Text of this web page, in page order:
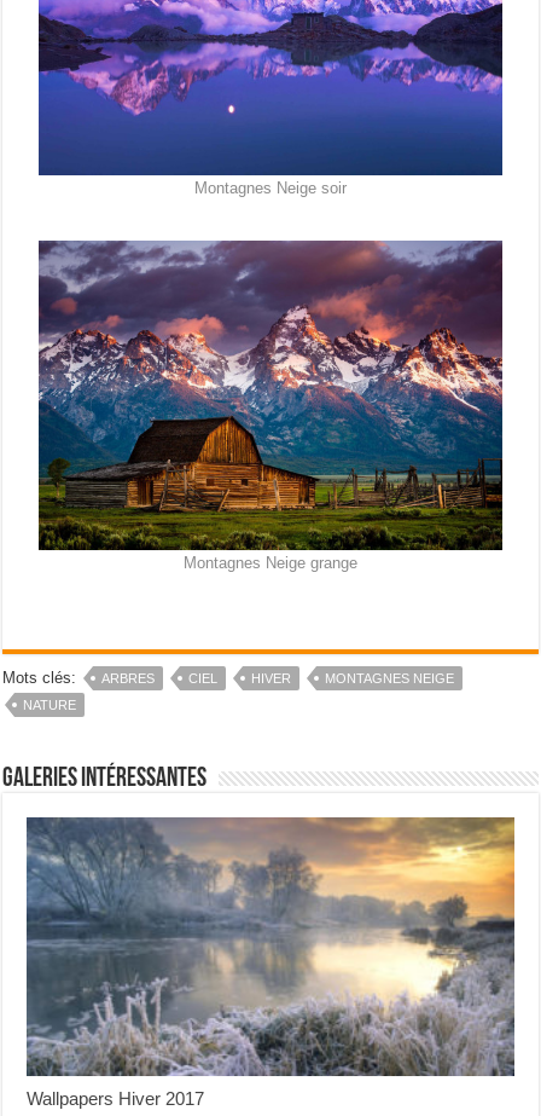
Montagnes Neige soir
Montagnes Neige grange
Mots clés: ARBRES CIEL HIVER
MONTAGNES NEIGE
NATURE
Galeries intéressantes
Wallpapers Hiver 2017